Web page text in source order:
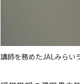
講師を務めたJALみらい